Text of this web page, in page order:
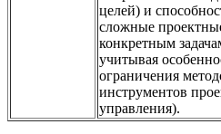
целей) и
сложные
конкретным
учитывая
ограничения
инструментов
управления).